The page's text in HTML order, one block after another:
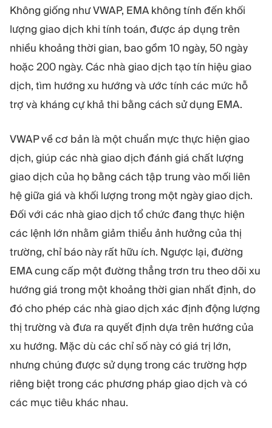
Không giống như VWAP, EMA không tính đến khối
lượng giao dịch khi tính toán, được áp dụng trên
nhiều khoảng thời gian, bao gồm 10 ngày, 50 ngày
hoặc 200 ngày. Các nhà giao dịch tạo tín hiệu giao
dịch, tìm hướng xu hướng và ước tính các mức hỗ
trợ và kháng cự khả thi bằng cách sử dụng EMA.
VWAP về cơ bản là một chuẩn mực thực hiện giao
dịch, giúp các nhà giao dịch đánh giá chất lượng
giao dịch của họ bằng cách tập trung vào mối liên
hệ giữa giá và khối lượng trong một ngày giao dịch.
Đối với các nhà giao dịch tổ chức đang thực hiện
các lệnh lớn nhằm giảm thiểu ảnh hưởng của thị
trường, chỉ báo này rất hữu ích. Ngược lại, đường
EMA cung cấp một đường thẳng trơn tru theo dõi xu
hướng giá trong một khoảng thời gian nhất định, do
đó cho phép các nhà giao dịch xác định động lượng
thị trường và đưa ra quyết định dựa trên hướng của
xu hướng. Mặc dù các chỉ số này có giá trị lớn,
nhưng chúng được sử dụng trong các trường hợp
riêng biệt trong các phương pháp giao dịch và có
các mục tiêu khác nhau.